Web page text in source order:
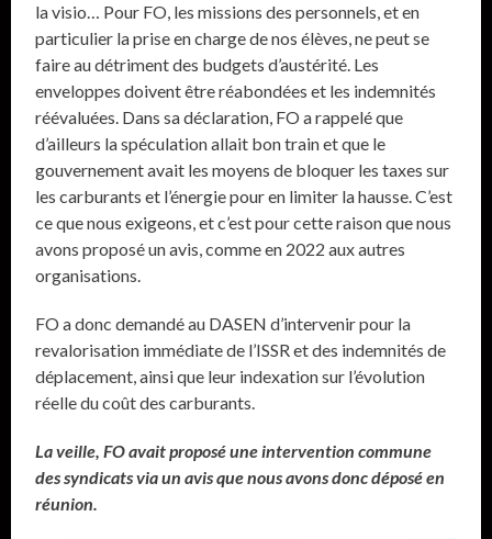
la visio… Pour FO, les missions des personnels, et en
particulier la prise en charge de nos élèves, ne peut se
faire au détriment des budgets d’austérité. Les
enveloppes doivent être réabondées et les indemnités
réévaluées. Dans sa déclaration, FO a rappelé que
d’ailleurs la spéculation allait bon train et que le
gouvernement avait les moyens de bloquer les taxes sur
les carburants et l’énergie pour en limiter la hausse. C’est
ce que nous exigeons, et c’est pour cette raison que nous
avons proposé un avis, comme en 2022 aux autres
organisations.
FO a donc demandé au DASEN d’intervenir pour la
revalorisation immédiate de l’ISSR et des indemnités de
déplacement, ainsi que leur indexation sur l’évolution
réelle du coût des carburants.
La veille, FO avait proposé une intervention commune
des syndicats via un avis que nous avons donc déposé en
réunion.